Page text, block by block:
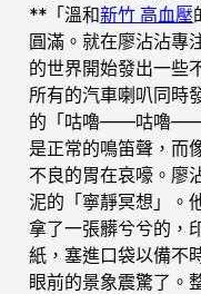
**「溫和新竹 高血壓
圓滿。就在廖沾沾專
的世界開始發出一些
所有的汽車喇叭同時
的「咕嚕——咕嚕——
是正常的鳴笛聲，而
不良的胃在哀嚎。廖
泥的「寧靜冥想」。
拿了一張髒兮兮的，
紙，塞進口袋以備不
眼前的景象震驚了。